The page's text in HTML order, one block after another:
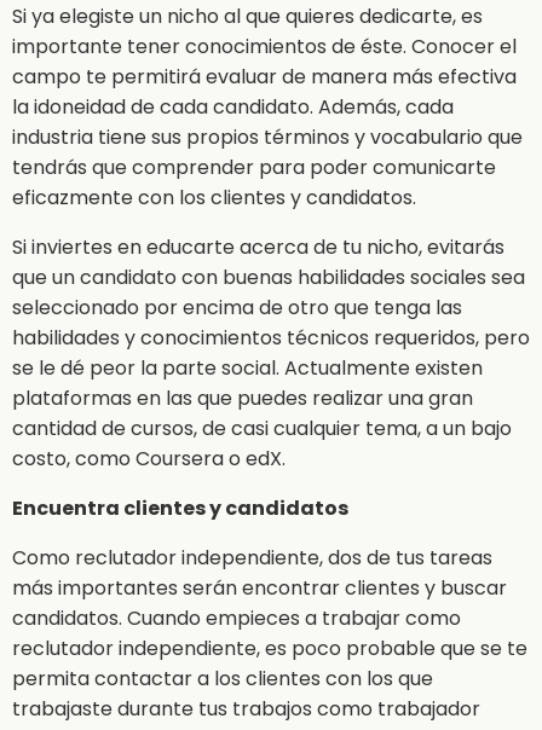
Si ya elegiste un nicho al que quieres dedicarte, es
importante tener conocimientos de éste. Conocer el
campo te permitirá evaluar de manera más efectiva
la idoneidad de cada candidato. Además, cada
industria tiene sus propios términos y vocabulario que
tendrás que comprender para poder comunicarte
eficazmente con los clientes y candidatos.
Si inviertes en educarte acerca de tu nicho, evitarás
que un candidato con buenas habilidades sociales sea
seleccionado por encima de otro que tenga las
habilidades y conocimientos técnicos requeridos, pero
se le dé peor la parte social. Actualmente existen
plataformas en las que puedes realizar una gran
cantidad de cursos, de casi cualquier tema, a un bajo
costo, como Coursera o edX.
Encuentra clientes y candidatos
Como reclutador independiente, dos de tus tareas
más importantes serán encontrar clientes y buscar
candidatos. Cuando empieces a trabajar como
reclutador independiente, es poco probable que se te
permita contactar a los clientes con los que
trabajaste durante tus trabajos como trabajador